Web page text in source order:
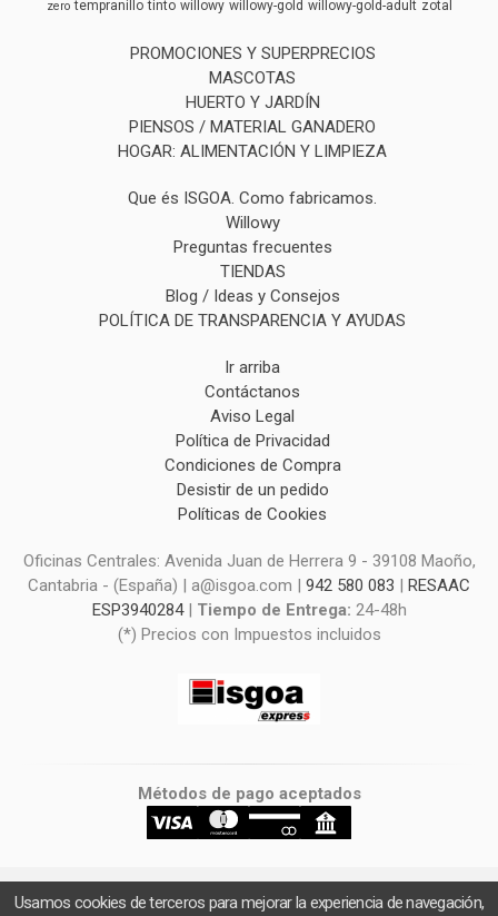
zero tempranillo tinto willowy willowy-gold willowy-gold-adult zotal
PROMOCIONES Y SUPERPRECIOS
MASCOTAS
HUERTO Y JARDÍN
PIENSOS / MATERIAL GANADERO
HOGAR: ALIMENTACIÓN Y LIMPIEZA
Que és ISGOA. Como fabricamos.
Willowy
Preguntas frecuentes
TIENDAS
Blog / Ideas y Consejos
POLÍTICA DE TRANSPARENCIA Y AYUDAS
Ir arriba
Contáctanos
Aviso Legal
Política de Privacidad
Condiciones de Compra
Desistir de un pedido
Políticas de Cookies
Oficinas Centrales: Avenida Juan de Herrera 9 - 39108 Maoño,
Cantabria - (España) | a@isgoa.com | 942 580 083 | RESAAC
ESP3940284| Tiempo de Entrega: 24-48h
(*) Precios con Impuestos incluidos
Métodos de pago aceptados
Usamos cookies de terceros para mejorar la experiencia de navegación,